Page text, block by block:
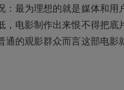
最为理想的就是媒体和用
电影制作出来恨不得把底
的观影群众而言这部电影